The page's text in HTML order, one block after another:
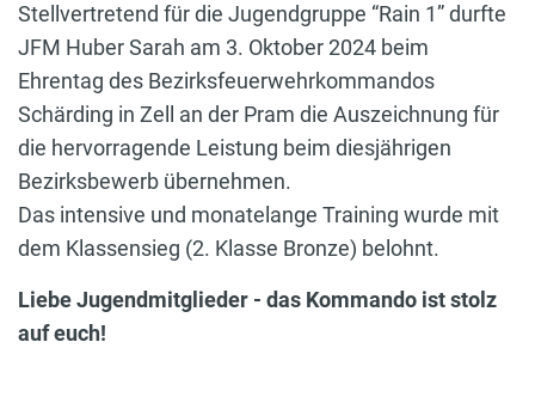
Stellvertretend für die Jugendgruppe “Rain 1” durfte
JFM Huber Sarah am 3. Oktober 2024 beim
Ehrentag des Bezirksfeuerwehrkommandos
Schärding in Zell an der Pram die Auszeichnung für
die hervorragende Leistung beim diesjährigen
Bezirksbewerb übernehmen.
Das intensive und monatelange Training wurde mit
dem Klassensieg (2. Klasse Bronze) belohnt.
Liebe Jugendmitglieder - das Kommando ist stolz
auf euch!